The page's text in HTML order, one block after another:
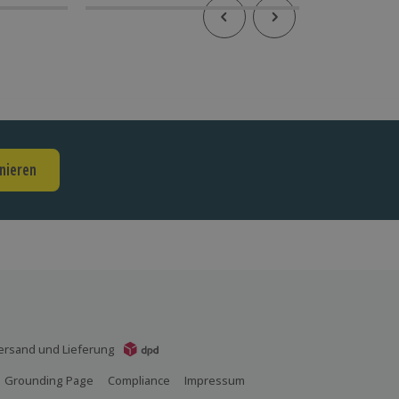
und Lieferung
Grounding Page Compliance Impressum